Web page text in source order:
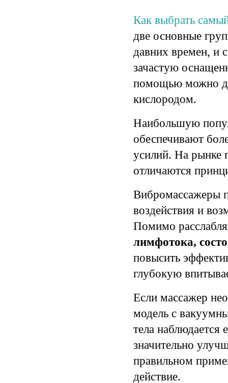
Как выбрать
две основные
давних времен, и
зачастую
помощью можно
кислородом.
Наибольшую
обеспечивают
усилий. На рынке
отличаются
Вибромассажеры
воздействия и
Помимо
лимфотока,
повысить
глубокую
Если массажер
модель с
тела наблюдается
значительно
правильном
действие.